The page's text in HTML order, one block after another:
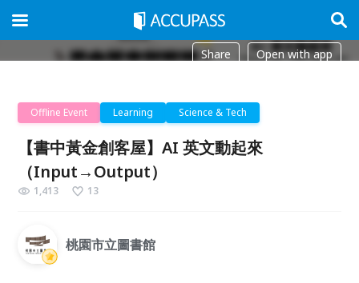
Share Open with app
Offline Event Learning Science & Tech
【書中黃金創客屋】AI 英文動起來
（Input→Output）
1,413 13
桃園市立圖書館